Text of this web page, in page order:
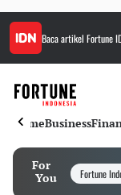
Baca artikel Fortune
HomeBusiness
For
You
Fortune